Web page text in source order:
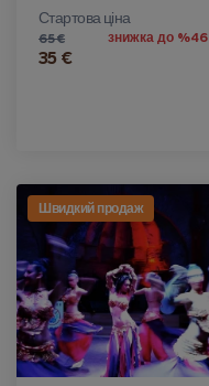
Стартова ціна
65 €
35 €
знижка до %46
Швидкий продаж